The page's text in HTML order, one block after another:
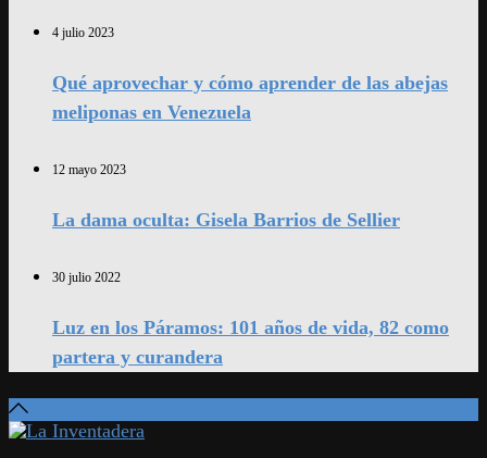
4 julio 2023
Qué aprovechar y cómo aprender de las abejas
meliponas en Venezuela
12 mayo 2023
La dama oculta: Gisela Barrios de Sellier
30 julio 2022
Luz en los Páramos: 101 años de vida, 82 como
partera y curandera